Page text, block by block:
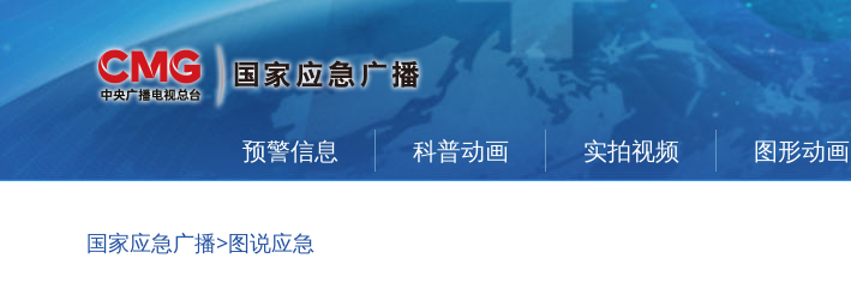
预警信息 科普动画 实拍视频 图形动画
国家应急广播>图说应急